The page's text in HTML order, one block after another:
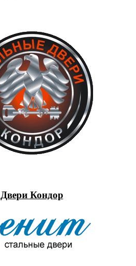
Двери Кондор